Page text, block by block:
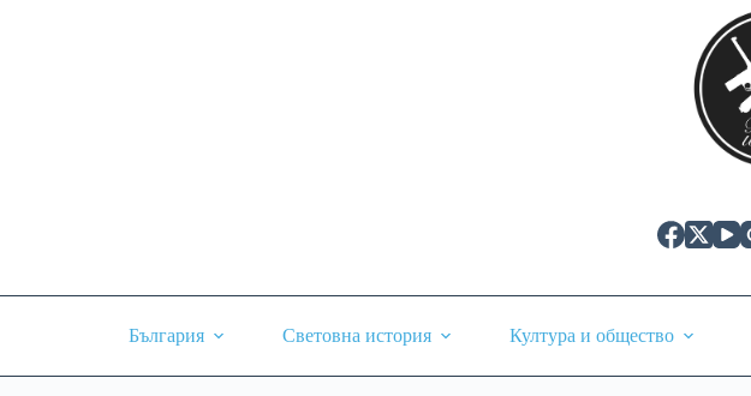
България Световна история Култура и общество